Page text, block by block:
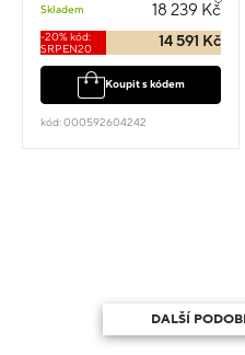
Skladem 18 239 Kč
-20% kód:
SRPEN20
14 591 Kč
Koupit s kódem
kód: 000592604242
DALŠÍ